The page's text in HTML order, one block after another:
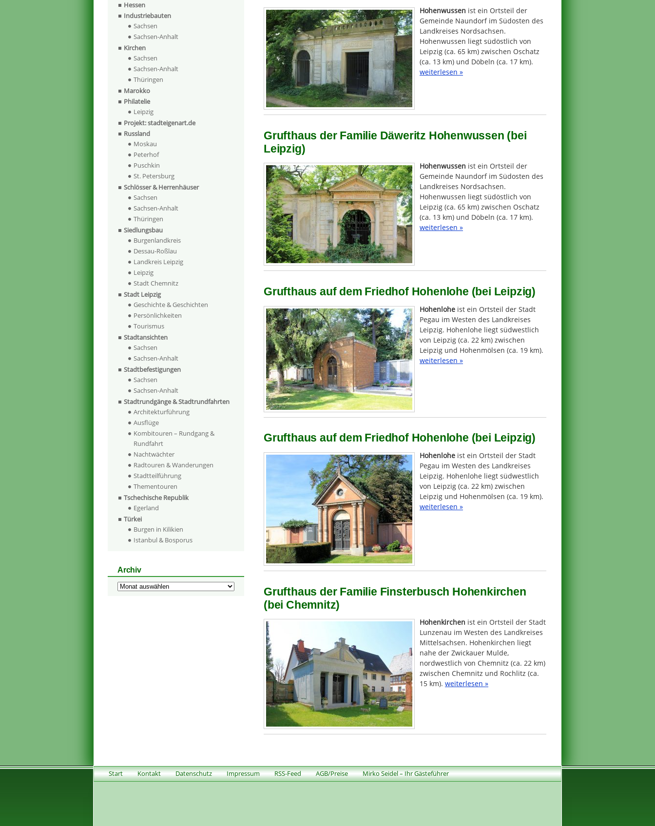
Hohenwussen ist ein Ortsteil der
Gemeinde Naundorf im Südosten des
Landkreises Nordsachsen.
Hohenwussen liegt südöstlich von
Leipzig (ca. 65 km) zwischen Oschatz
(ca. 13 km) und Döbeln (ca. 17 km).
weiterlesen »
Grufthaus der Familie Däweritz Hohenwussen (bei
Leipzig)
Hohenwussen ist ein Ortsteil der
Gemeinde Naundorf im Südosten des
Landkreises Nordsachsen.
Hohenwussen liegt südöstlich von
Leipzig (ca. 65 km) zwischen Oschatz
(ca. 13 km) und Döbeln (ca. 17 km).
weiterlesen »
Grufthaus auf dem Friedhof Hohenlohe (bei Leipzig)
Hohenlohe ist ein Ortsteil der Stadt
Pegau im Westen des Landkreises
Leipzig. Hohenlohe liegt südwestlich
von Leipzig (ca. 22 km) zwischen
Leipzig und Hohenmölsen (ca. 19 km).
weiterlesen »
Grufthaus auf dem Friedhof Hohenlohe (bei Leipzig)
Hohenlohe ist ein Ortsteil der Stadt
Pegau im Westen des Landkreises
Leipzig. Hohenlohe liegt südwestlich
von Leipzig (ca. 22 km) zwischen
Leipzig und Hohenmölsen (ca. 19 km).
weiterlesen »
Grufthaus der Familie Finsterbusch Hohenkirchen
(bei Chemnitz)
Hohenkirchen ist ein Ortsteil der Stadt
Lunzenau im Westen des Landkreises
Mittelsachsen. Hohenkirchen liegt
nahe der Zwickauer Mulde,
nordwestlich von Chemnitz (ca. 22 km)
zwischen Chemnitz und Rochlitz (ca.
15 km). weiterlesen »
Hessen
Industriebauten
Sachsen
Sachsen-Anhalt
Kirchen
Sachsen
Sachsen-Anhalt
Thüringen
Marokko
Philatelie
Leipzig
Projekt: stadteigenart.de
Russland
Moskau
Peterhof
Puschkin
St. Petersburg
Schlösser & Herrenhäuser
Sachsen
Sachsen-Anhalt
Thüringen
Siedlungsbau
Burgenlandkreis
Dessau-Roßlau
Landkreis Leipzig
Leipzig
Stadt Chemnitz
Stadt Leipzig
Geschichte & Geschichten
Persönlichkeiten
Tourismus
Stadtansichten
Sachsen
Sachsen-Anhalt
Stadtbefestigungen
Sachsen
Sachsen-Anhalt
Stadtrundgänge & Stadtrundfahrten
Architekturführung
Ausflüge
Kombitouren – Rundgang &
Rundfahrt
Nachtwächter
Radtouren & Wanderungen
Stadtteilführung
Thementouren
Tschechische Republik
Egerland
Türkei
Burgen in Kilikien
Istanbul & Bosporus
Archiv
Archiv
Start Kontakt Datenschutz Impressum RSS-Feed AGB/Preise Mirko Seidel – Ihr Gästeführer